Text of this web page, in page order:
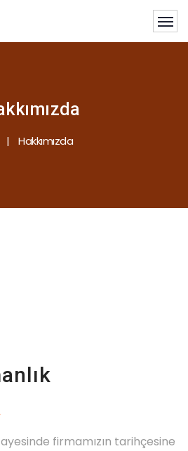
Hakkımızda
firmamızın tarihçesine